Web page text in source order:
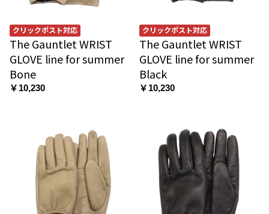
クリックポスト対応
The Gauntlet WRIST
GLOVE line for summer
Bone
￥10,230
クリックポスト対応
The Gauntlet WRIST
GLOVE line for summer
Black
￥10,230